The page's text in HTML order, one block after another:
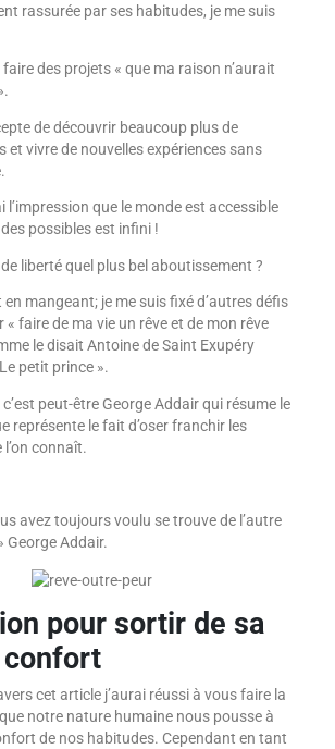
rassurée par ses habitudes, je me suis
faire des projets « que ma raison n’aurait
de découvrir beaucoup plus de
et vivre de nouvelles expériences sans
l’impression que le monde est accessible
possibles est infini !
liberté quel plus bel aboutissement ?
en mangeant; je me suis fixé d’autres défis
faire de ma vie un rêve et de mon rêve
le disait Antoine de Saint Exupéry
petit prince ».
peut-être George Addair qui résume le
représente le fait d’oser franchir les
l’on connaît.
avez toujours voulu se trouve de l’autre
George Addair.
pour sortir de sa
confort
cet article j’aurai réussi à vous faire la
notre nature humaine nous pousse à
de nos habitudes. Cependant en tant